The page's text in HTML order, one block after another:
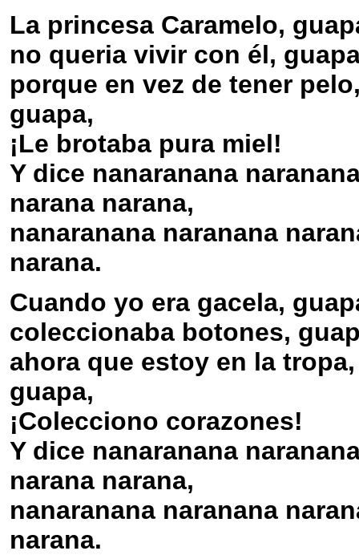
La princesa Caramelo,
no queria vivir con él,
porque en vez de tener
guapa,
¡Le brotaba pura miel!
Y dice nanaranana
narana narana,
nanaranana naranana
narana.
Cuando yo era gacela,
coleccionaba botones,
ahora que estoy en la tropa,
guapa,
¡Colecciono corazones!
Y dice nanaranana
narana narana,
nanaranana naranana
narana.